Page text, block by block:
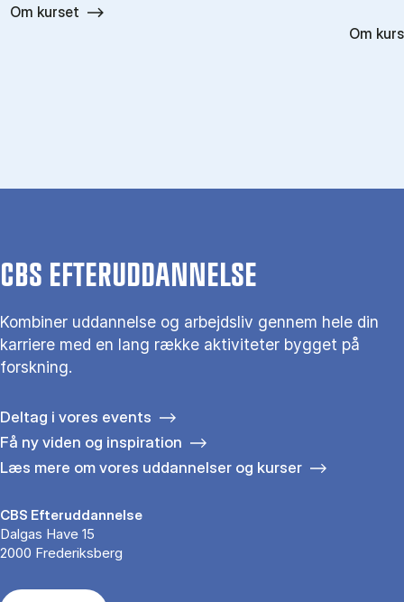
Om kurset
Om
CBS EFTERUDDANNELSE
Kombiner uddannelse og arbejdsliv gennem hele din
karriere med en lang række aktiviteter bygget på
forskning.
Deltag i vores events
Få ny viden og inspiration
Læs mere om vores uddannelser og kurser
CBS Efteruddannelse
Dalgas Have 15
2000 Frederiksberg